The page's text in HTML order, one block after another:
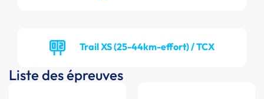
Trail XS (25-44km-effort) / TCX
Liste des épreuves